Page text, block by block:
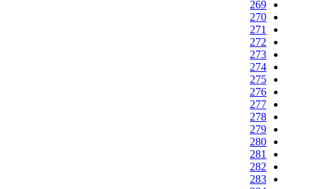
269
270
271
272
273
274
275
276
277
278
279
280
281
282
283